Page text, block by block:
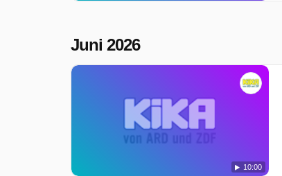
Juni 2026
10:00